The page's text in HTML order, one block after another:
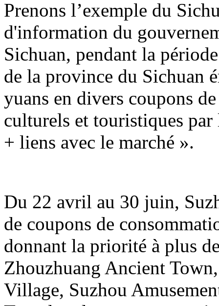
Prenons l’exemple du
d'information du
Sichuan, pendant la
de la province du Sichuan
yuans en divers coupons
culturels et touristiques
+ liens avec le marché ».
Du 22 avril au 30 juin,
de coupons de
donnant la priorité à plus
Zhouzhuang Ancient
Village, Suzhou